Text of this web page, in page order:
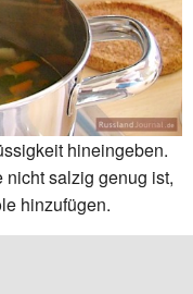
hineingeben.
salzig genug ist,
hinzufügen.